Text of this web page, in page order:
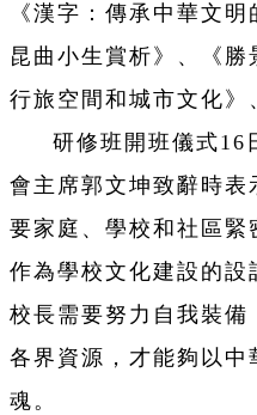
《漢字：傳承中華文
昆曲小生賞析》、《
行旅空間和城市文化》
研修班開班儀式16
會主席郭文坤致辭時
要家庭、學校和社區緊
作為學校文化建設的設
校長需要努力自我裝備
各界資源，才能夠以中
魂。